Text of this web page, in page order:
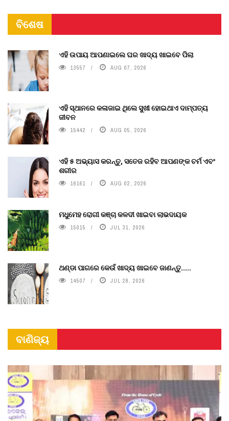
ବିଶେଷ
ଏହି ଉପାୟ ଆପଣାଇଲେ ଘର ଖାଦ୍ୟ ଖାଇବେ ପିଲା
13557 AUG 07, 2026
ଏହି ସ୍ଥାନରେ କଳାଜାଇ ଥିଲେ ସୁଖୀ ହୋଇଥାଏ ଦାମ୍ପତ୍ୟ
ଜୀବନ
15442 AUG 05, 2026
ଏହି ୫ ଅଭ୍ୟାସ କରନ୍ତୁ, ସତେଜ ରହିବ ଆପଣଙ୍କ ଚର୍ମ ଏବଂ
ଶରୀର
16161 AUG 02, 2026
ମଧୁମେହ ରୋଗୀ କଞ୍ଚା କଳଦୀ ଖାଇବା ଲାଭଦାୟକ
15015 JUL 31, 2026
ଥଣ୍ଡା ପାଗରେ କେଉଁ ଖାଦ୍ୟ ଖାଇବେ ଜାଣନ୍ତୁ.....
14507 JUL 28, 2026
ବାଣିଜ୍ୟ